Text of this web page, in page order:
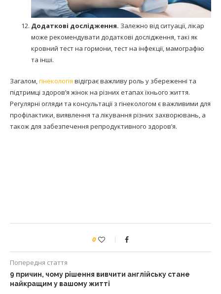
Додаткові дослідження. Залежно від ситуації, лікар
може рекомендувати додаткові дослідження, такі як
кровний тест на гормони, тест на інфекції, мамографію
та інші.
Загалом,гінекологія відіграє важливу роль у збереженні та
підтримці здоров’я жінок на різних етапах їхнього життя.
Регулярні огляди та консультації з гінекологом є важливими для
профілактики, виявлення та лікування різних захворювань, а
також для забезпечення репродуктивного здоров’я.
0
Попередня стаття
9 причин, чому рішення вивчити англійську стане
найкращим у вашому житті